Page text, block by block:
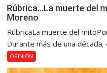
Rúbrica…La muerte del
Moreno
RúbricaLa muerte del
Durante más de una década,
OPINIÓN